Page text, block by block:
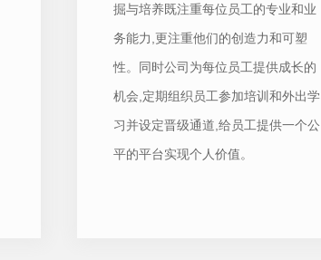
掘与培养既注重每位员工的专业和业
务能力,更注重他们的创造力和可塑
性。同时公司为每位员工提供成长的
机会,定期组织员工参加培训和外出学
习并设定晋级通道,给员工提供一个公
平的平台实现个人价值。